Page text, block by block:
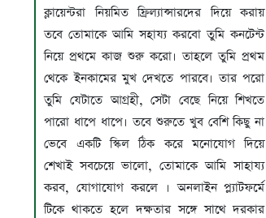
ক্লায়েন্টরা নিয়মিত ফ্রিল্যান্সারদের দিয়ে করায়
তবে তোমাকে আমি সহায্য করবো তুমি কনটেন্ট
নিয়ে প্রথমে কাজ শুরু করো। তাহলে তুমি প্রথম
থেকে ইনকামের মুখ দেখতে পারবে। তার পরো
তুমি যেটাতে আগ্রহী, সেটা বেছে নিয়ে শিখতে
পারো ধাপে ধাপে। তবে শুরুতে খুব বেশি কিছু না
ভেবে একটি স্কিল ঠিক করে মনোযোগ দিয়ে
শেখাই সবচেয়ে ভালো, তোমাকে আমি সাহায্য
করব, যোগাযোগ করলে । অনলাইন প্ল্যাটফর্মে
টিকে থাকতে হলে দক্ষতার সঙ্গে সাথে দরকার